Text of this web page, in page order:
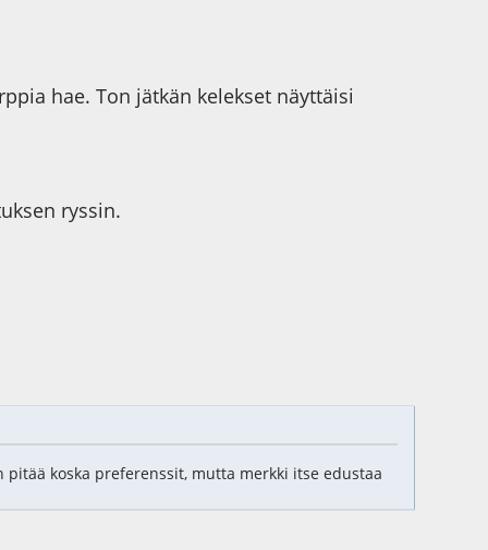
hae. Ton jätkän kelekset näyttäisi
ryssin.
koska preferenssit, mutta merkki itse edustaa